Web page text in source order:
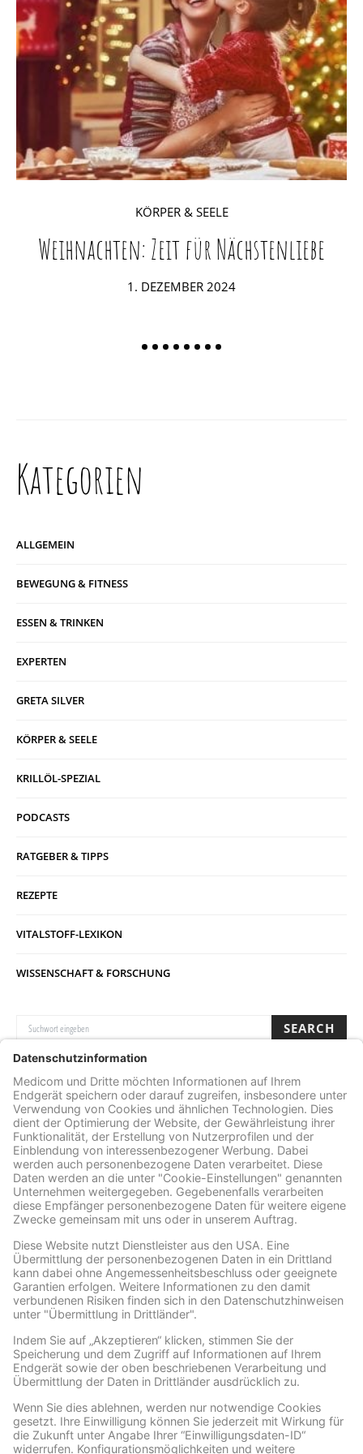
KÖRPER & SEELE
Weihnachten: Zeit für Nächstenliebe
POSTED
1. DEZEMBER 2024
Kategorien
ALLGEMEIN
BEWEGUNG & FITNESS
ESSEN & TRINKEN
EXPERTEN
GRETA SILVER
KÖRPER & SEELE
KRILLÖL-SPEZIAL
PODCASTS
RATGEBER & TIPPS
REZEPTE
VITALSTOFF-LEXIKON
WISSENSCHAFT & FORSCHUNG
SUCHE NACH: SEARCH
Archive
ARCHIVE
Facebook
Wir benötigen Ihre Zustimmung, um den Facebook
Social Plugins-Service zu laden!
Wir verwenden Facebook Social Plugins, um
Inhalte einzubetten. Dieser Service kann
Daten zu Ihren Aktivitäten sammeln. Bitte
lesen Sie die Details durch und stimmen Sie
der Nutzung des Service zu, um diese
Inhalte anzuzeigen.